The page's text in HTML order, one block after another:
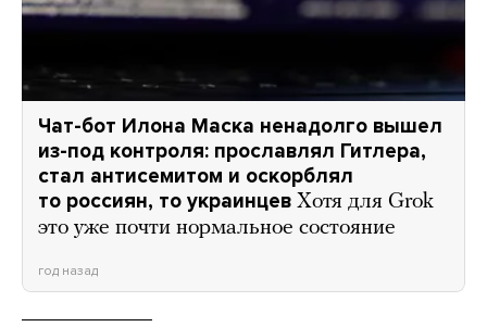
Чат-бот Илона Маска ненадолго вышел
из-под контроля: прославлял Гитлера,
стал антисемитом и оскорблял
то россиян, то украинцев Хотя для Grok
это уже почти нормальное состояние
год назад